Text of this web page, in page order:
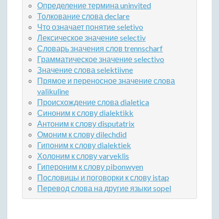
Определение термина uninvited
Толкование слова declare
Что означает понятие seletivo
Лексическое значение selectiv
Словарь значения слов trennscharf
Грамматическое значение selectivo
Значение слова selektiivne
Прямое и переносное значение слова
valikuline
Происхождение слова dialetica
Синоним к слову dialektikk
Антоним к слову disputatrix
Омоним к слову dilechdid
Гипоним к слову dialektiek
Холоним к слову varveklis
Гипероним к слову pibonwyen
Пословицы и поговорки к слову istap
Перевод слова на другие языки sopel